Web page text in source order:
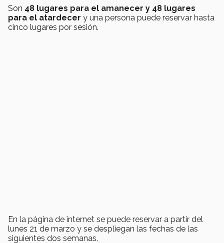
Son 48 lugares para el amanecer y 48 lugares
para el atardecer y una persona puede reservar hasta
cinco lugares por sesión.
En la página de internet se puede reservar a partir del
lunes 21 de marzo y se despliegan las fechas de las
siguientes dos semanas.